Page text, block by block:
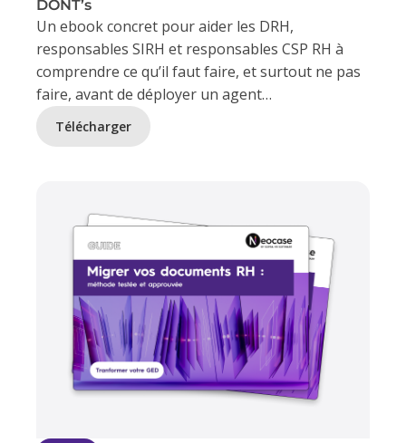
DONT’s
Un ebook concret pour aider les DRH,
responsables SIRH et responsables CSP RH à
comprendre ce qu’il faut faire, et surtout ne pas
faire, avant de déployer un agent
conversationnel RH.
Télécharger